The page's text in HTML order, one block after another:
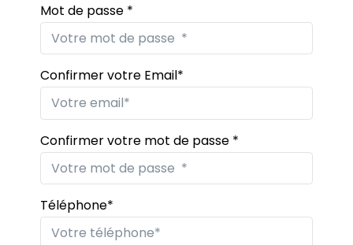
Mot de passe *
Confirmer votre Email*
Confirmer votre mot de passe *
Téléphone*